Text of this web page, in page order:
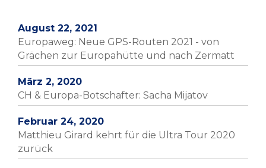
August 22, 2021
Europaweg: Neue GPS-Routen 2021 - von
Grächen zur Europahütte und nach Zermatt
März 2, 2020
CH & Europa-Botschafter: Sacha Mijatov
Februar 24, 2020
Matthieu Girard kehrt für die Ultra Tour 2020
zurück